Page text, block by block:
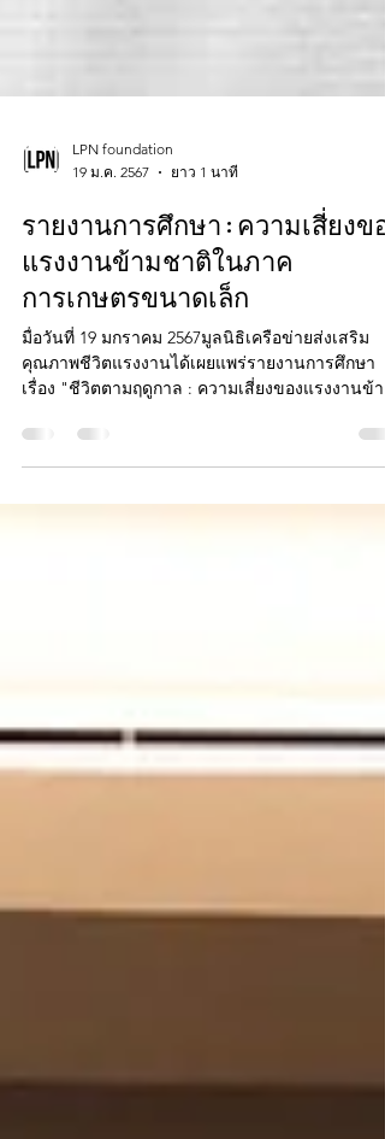
19 ม.ค. 2567
ยาว 1 นาที
รายงานการศึกษา : ความเสี่ยงของ
แรงงานข้ามชาติในภาค
การเกษตรขนาดเล็ก
มื่อวันที่ 19 มกราคม 2567มูลนิธิเครือข่ายส่งเสริม
เรื่อง "ชีวิตตามฤดูกาล : ความเสี่ยงของแรงงานข้าม
ชา